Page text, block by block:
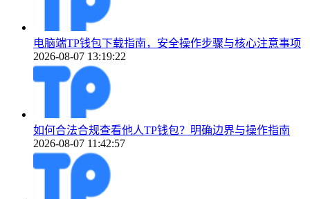
电脑端TP钱包下载指南，安全操作步骤与核心注意事项
2026-08-07 13:19:22
如何合法合规查看他人TP钱包？明确边界与操作指南
2026-08-07 11:42:57